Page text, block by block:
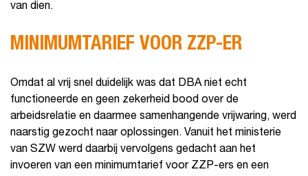
van dien.
MINIMUMTARIEF VOOR ZZP-ER
Omdat al vrij snel duidelijk was dat DBA niet echt
functioneerde en geen zekerheid bood over de
arbeidsrelatie en daarmee samenhangende vrijwaring, werd
naarstig gezocht naar oplossingen. Vanuit het ministerie
van SZW werd daarbij vervolgens gedacht aan het
invoeren van een minimumtarief voor ZZP-ers en een